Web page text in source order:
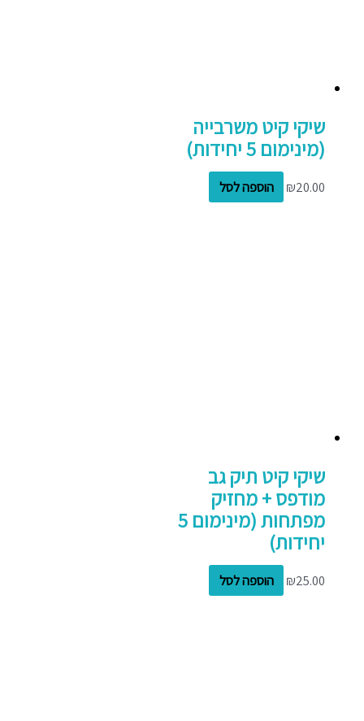
שיקי קיט משרבייה
(מינימום 5 יחידות)
₪20.00 הוספה לסל
שיקי קיט תיק גב
מודפס + מחזיק
מפתחות (מינימום 5
יחידות)
₪25.00 הוספה לסל